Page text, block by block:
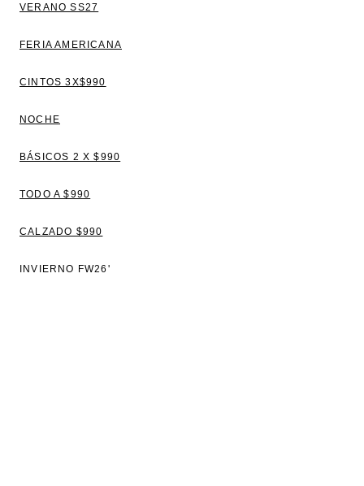
VERANO SS27
FERIA AMERICANA
CINTOS 3X$990
NOCHE
BÁSICOS 2 X $990
TODO A $990
CALZADO $990
INVIERNO FW26'